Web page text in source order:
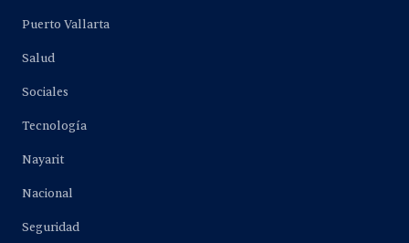
Puerto Vallarta
Salud
Sociales
Tecnología
Nayarit
Nacional
Seguridad